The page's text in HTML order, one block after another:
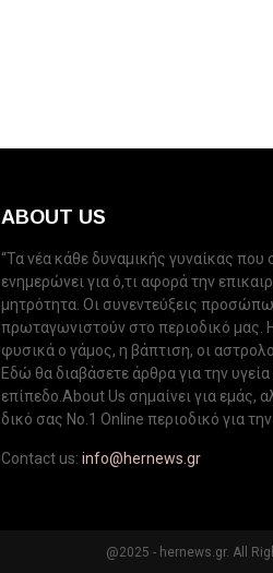
ABOUT US
“Τα νέα κάθε δυναμικής γυναίκας που
ενημερώνει για ό,τι αφορά την
μητρότητα. Οι συνεντεύξεις
πρωταγωνιστούν στο περιοδικό μας.
φυσικά ο γάμος, η βάπτιση, οι
Εδώ θα διαβάσετε άρθρα για την
επίπεδο.About Us σημαίνει για εμάς,
δικό σας Νo.1 Online περιοδικό για
Contact us: info@hernews.gr
@2025 - hernews.gr. All